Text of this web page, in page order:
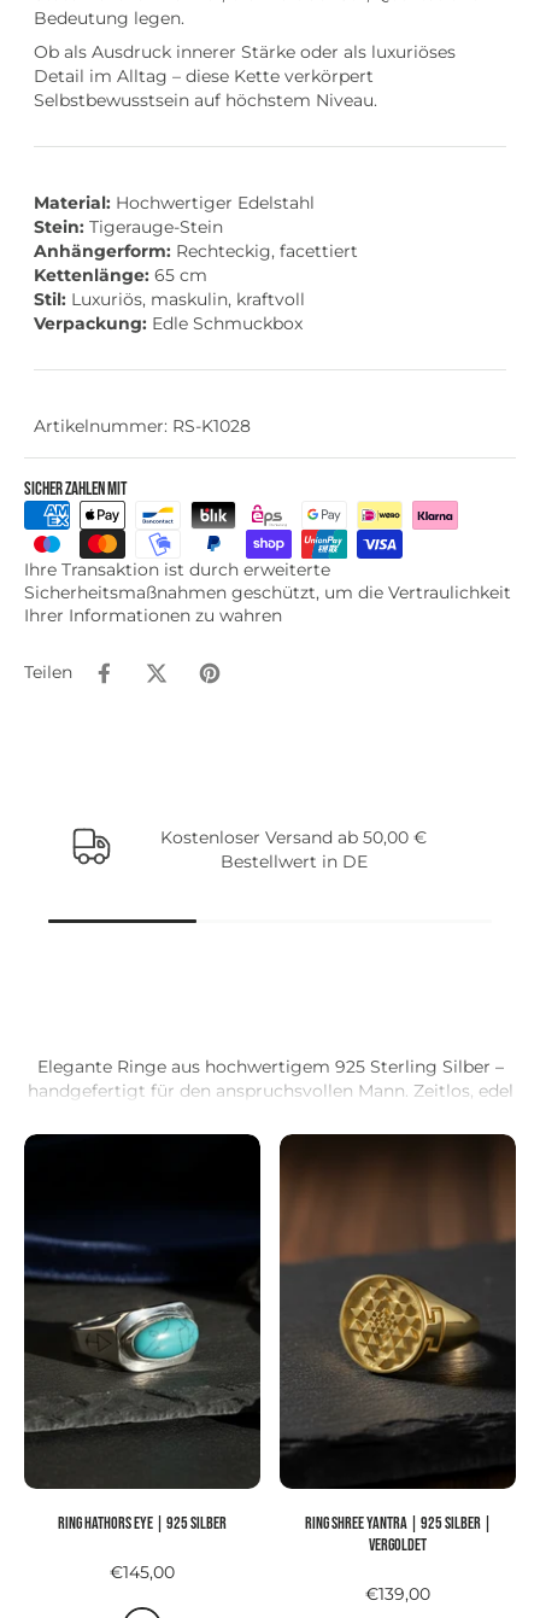
Bedeutung legen.
Ob als Ausdruck innerer Stärke oder als luxuriöses
Detail im Alltag – diese Kette verkörpert
Selbstbewusstsein auf höchstem Niveau.
Material: Hochwertiger Edelstahl
Stein: Tigerauge-Stein
Anhängerform: Rechteckig, facettiert
Kettenlänge: 65 cm
Stil: Luxuriös, maskulin, kraftvoll
Verpackung: Edle Schmuckbox
Artikelnummer: RS-K1028
Sicher zahlen mit
Ihre Transaktion ist durch erweiterte
Sicherheitsmaßnahmen geschützt, um die Vertraulichkeit
Ihrer Informationen zu wahren
Teilen
Kostenloser Versand ab 50,00 €
Bestellwert in DE
Elegante Ringe aus hochwertigem 925 Sterling Silber –
handgefertigt für den anspruchsvollen Mann. Zeitlos, edel
Ring HATHORS EYE | 925 Silber
€145,00
Ring SHREE YANTRA | 925 Silber |
vergoldet
€139,00